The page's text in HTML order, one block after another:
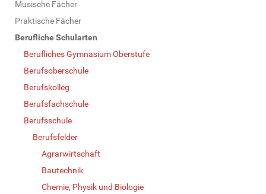
Musische Fächer
Praktische Fächer
Berufliche Schularten
Berufliches Gymnasium Oberstufe
Berufsoberschule
Berufskolleg
Berufsfachschule
Berufsschule
Berufsfelder
Agrarwirtschaft
Bautechnik
Chemie, Physik und Biologie